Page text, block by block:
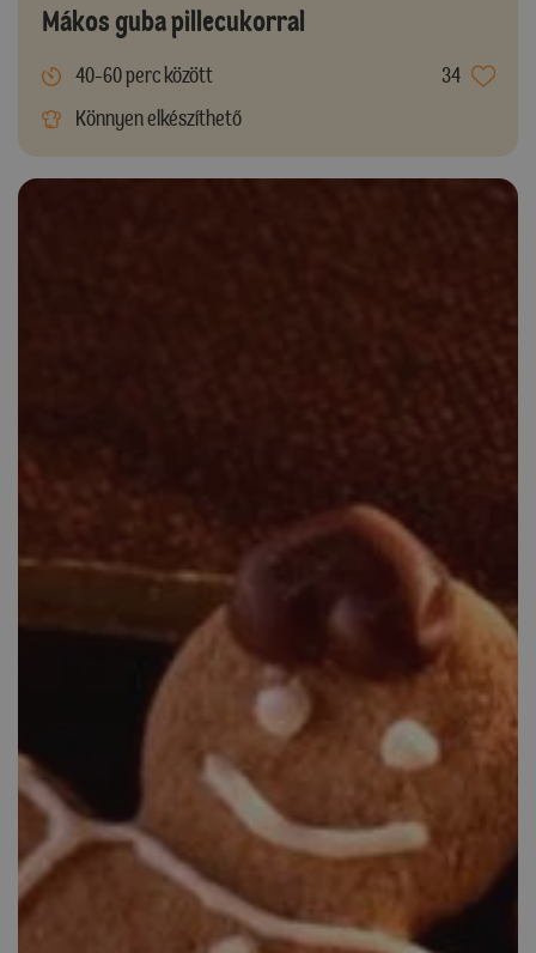
Mákos guba pillecukorral
40-60 perc között
34
Könnyen elkészíthető